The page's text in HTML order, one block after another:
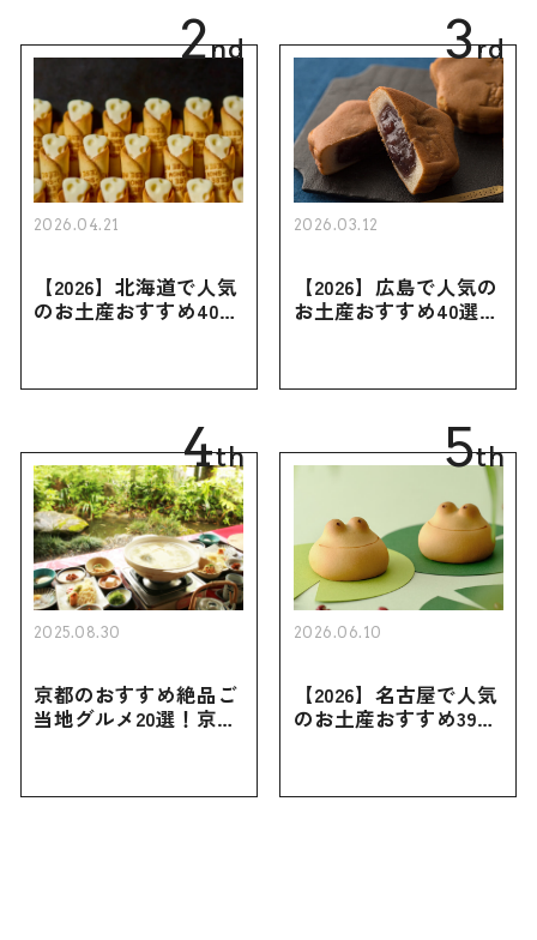
2nd
2026.04.21
【2026】北海道で人気
のお土産おすすめ40選
買えない限定品、女性
3rd
2026.03.12
【2026】広島で人気の
お土産おすすめ40選｜
き用、女性向けまで幅
4th
2025.08.30
京都のおすすめ絶品ご
当地グルメ20選！京都
5th
2026.06.10
【2026】名古屋で人気
のお土産おすすめ39選
お土産・ばらまき用ま